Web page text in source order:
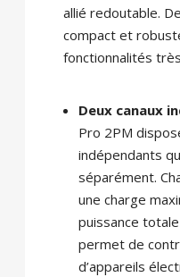
allié redoutable.
compact et
fonctionnalités
Deux canaux
Pro 2PM
indépendants
séparément.
une charge
puissance
permet de
d’appareils